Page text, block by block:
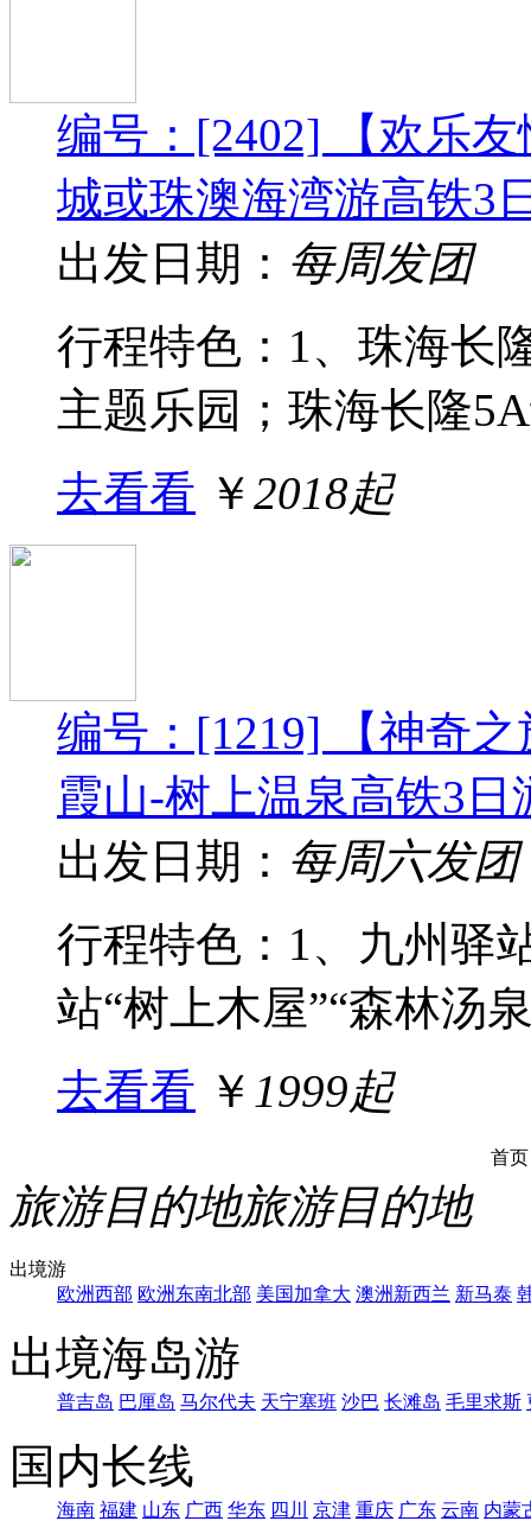
编号：[2402] 【欢乐
城或珠澳海湾游高铁3
出发日期： 每周发团
行程特色：1、珠海长
主题乐园；珠海长隆
去看看 ￥2018起
编号：[1219] 【神奇
霞山-树上温泉高铁3日
出发日期： 每周六发团
行程特色：1、九州驿
站“树上木屋”“森林汤
去看看 ￥ 1999起
首页
旅游目的地旅游目的地
出境游
欧洲西部 欧洲东南北部 美国加拿大 澳洲新西兰 新马泰
出境海岛游
普吉岛 巴厘岛 马尔代夫 天宁塞班 沙巴 长滩岛 毛里求斯
国内长线
海南 福建 山东 广西 华东 四川 京津 重庆 广东 云南 内蒙